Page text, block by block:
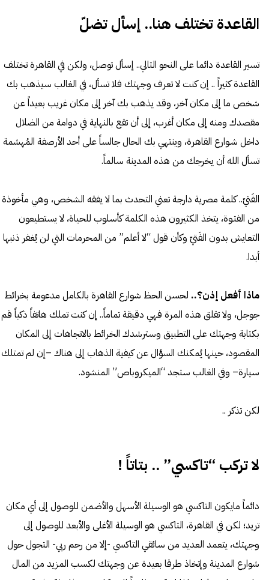
القاعدة تختلف هنا.. إسأل تضلّ
تسير القاعدة دائما على النحو التالي.. إسأل توصل، ولكن في القاهرة تختلف
القاعدة كثيراً .. إن كنت لا تعرف وجهتك فلا تسأل، في الغالب سيذهب بك
شخص ما إلى مكان آخر، وقد يذهب بك آخر إلى مكان غريب بعيداً عن
مقصدك ومنه إلى مكان أغرب، إلى أن تقع بالنهاية في دوامة من الضلال
داخل شـوارع القاهرة، وينتهي بك الحال جالساً على أحد الأرصفة المُهشمة
تسأل الله أن يخرجك من هذه المدينة سالماً.
الفَتيّ.. كلمة مصرية دارجة تعني التحدث بما لا يفقه الشخص، وهي مأخوذة
من الفتـوة، يتخذ الكثيرون هذه الكلمة كأسلوب للحياة، لا يستطيعون
التعايش بدون الفَتيّ وكأن قول “لا أعلم” من المحرمات التي لن يُغفر ذنبها
أبدا.
ماذا أفعل إذن؟.. لحسن الحظ شوارع القاهرة بالكامل مدعومة بخرائط
جوجل، ولا تقلق هذه المرة فهي دقيقة تماماً.. إن كنت تملك هاتفاً ذكياً قم
بكتابة وجهتك على التطبيق وسترشدك الخرائط بالاتجاهات إلى المكان
المقصود، حينها يُمكنك السؤال عن كيفية الذهاب إلى هناك –إن لم تمتلك
سيارة– وفي الغالب ستجد “الميكروباص” المنشود.
لكن تذكر ..
لا تركب “تاكسي” .. بتاتاً !
دائماً مايكون التاكسي هو الوسيلة الأسهل والأضمن للوصول إلى أي مكان
تريد؛ لكن في القاهرة، التاكسي هو الوسيلة الأغلى والأبعد للوصول إلى
وجهتك، يتعمد العديد من سائقي التاكسي -إلا من رحم ربي- التجول حول
شوارع المدينة وإتخاذ طرقا بعيدة عن وجهتك لكسب المزيد من المال